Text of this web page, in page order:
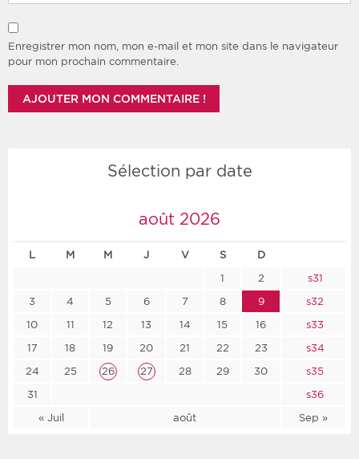
Enregistrer mon nom, mon e-mail et mon site dans le navigateur
pour mon prochain commentaire.
Sélection par date
août 2026
L M M J V S D
« Juil août Sep »
1 2
s31
3
4 5 6 7 8 9
s32
10
11 12 13 14 15 16
s33
17
18 19 20 21 22 23
s34
24
25 26 27 28 29 30
s35
31
s36